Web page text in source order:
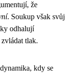
že
. Soukup však svůj
odhalují
tlak.
kdy se